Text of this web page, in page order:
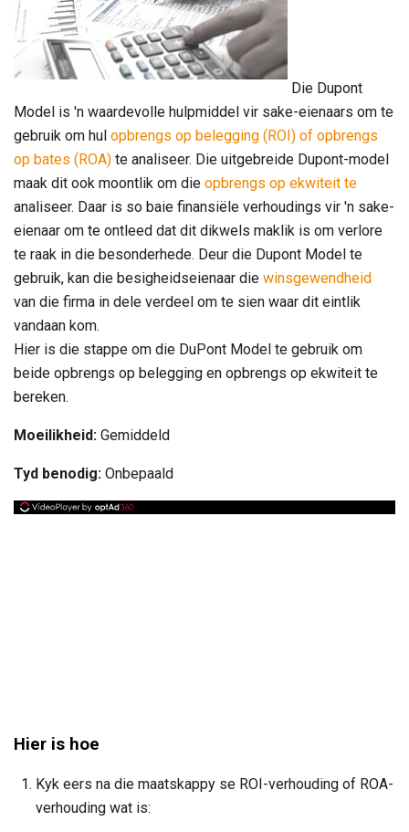
Die Dupont
Model is 'n waardevolle hulpmiddel vir sake-eienaars om te
gebruik om hul opbrengs op belegging (ROI) of opbrengs
op bates (ROA) te analiseer. Die uitgebreide Dupont-model
maak dit ook moontlik om die opbrengs op ekwiteit te
analiseer. Daar is so baie finansiële verhoudings vir 'n sake-
eienaar om te ontleed dat dit dikwels maklik is om verlore
te raak in die besonderhede. Deur die Dupont Model te
gebruik, kan die besigheidseienaar die winsgewendheid
van die firma in dele verdeel om te sien waar dit eintlik
vandaan kom.
Hier is die stappe om die DuPont Model te gebruik om
beide opbrengs op belegging en opbrengs op ekwiteit te
bereken.
Moeilikheid: Gemiddeld
Tyd benodig: Onbepaald
Hier is hoe
Kyk eers na die maatskappy se ROI-verhouding of ROA-
verhouding wat is: